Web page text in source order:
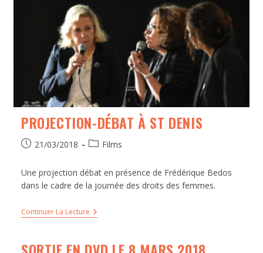
PROJECTION-DÉBAT À ST DENIS
21/03/2018 Films
Une projection débat en présence de Frédérique Bedos
dans le cadre de la journée des droits des femmes.
Continuer La Lecture